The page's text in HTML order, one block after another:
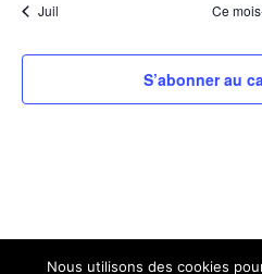
Juil Ce
S’abonner au
Nous utilisons des cookies